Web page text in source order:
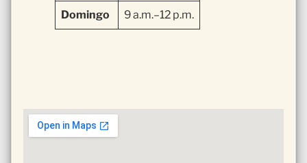
Domingo 9 a.m.–12 p.m.